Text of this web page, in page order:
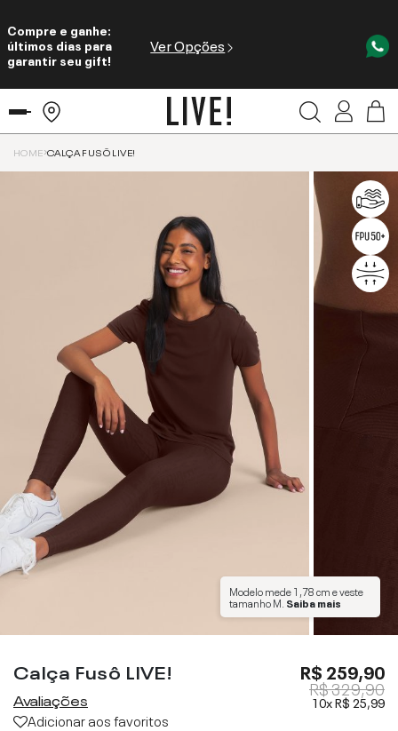
Compre e ganhe:
últimos dias para
garantir seu gift!
Ver Opções
HOME CALÇA FUSÔ LIVE!
Modelo mede1,78 cme veste
tamanhoM Saiba mais
Calça Fusô LIVE!
Avaliações
Adicionar aos favoritos
R$ 259,90
R$ 329,90
10xR$ 25,99